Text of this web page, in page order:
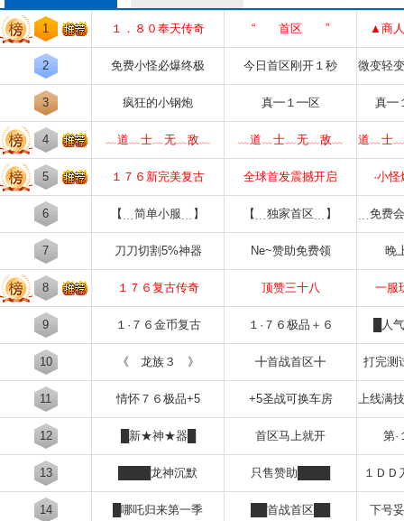
1 １．８０奉天传奇 “ 首区 ” ▲商
2 免费小怪必爆终极 今日首区刚开１秒 微变轻
3 疯狂的小钢炮 真━１━区 真━
4 ﹏道﹏士﹏无﹏敌﹏ ﹏道﹏士﹏无﹏敌﹏ 道﹏士
5 １７６新完美复古 全球首发震撼开启 ·小
6 【﹍简单小服﹍】 【﹍独家首区﹍】 ﹍免费
7 刀刀切割5%神器 Ne~赞助免费领 晚
8 １７６复古传奇 顶赞三十八 一服
9 １·７６金币复古 １·７６极品＋６ █人
10 《 龙族３ 》 ╋首战首区╋ 打完测
11 情怀７６极品+5 +5圣战可换车房 上线满
12 █新★神★器█ 首区马上就开 第·
13 ████龙神沉默 只售赞助████ １ＤＤ
14 █哪吒归来第一季 ██首战首区██ 下号